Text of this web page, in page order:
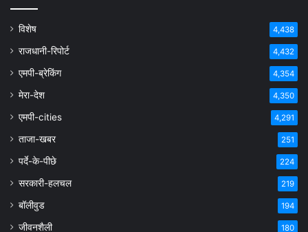
विशेष 4,438
राजधानी-रिपोर्ट 4,432
एमपी-ब्रेकिंग 4,354
मेरा-देश 4,350
एमपी-cities 4,291
ताजा-खबर 251
पर्दे-के-पीछे 224
सरकारी-हलचल 219
बॉलीवुड 194
जीवनशैली 180